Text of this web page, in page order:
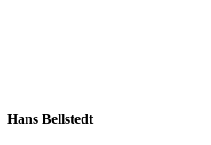
Hans Bellstedt